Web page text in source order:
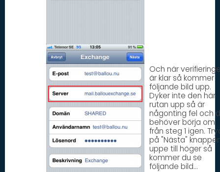
Och när
är klar så kommer
följande bild upp.
Dyker inte den här
rutan upp så är
någonting fel och
behöver börja om
från steg 1 igen.
på "Nästa"
uppe till höger så
kommer du se
följande bild...